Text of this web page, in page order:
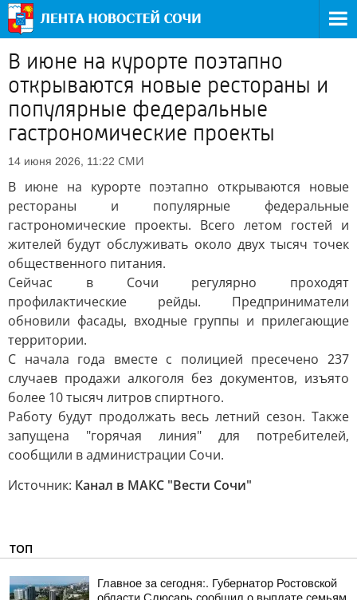
В июне на курорте поэтапно
открываются новые рестораны и
популярные федеральные
гастрономические проекты
14 июня 2026, 11:22 СМИ
В июне на курорте поэтапно открываются новые
рестораны и популярные федеральные
гастрономические проекты. Всего летом гостей и
жителей будут обслуживать около двух тысяч точек
общественного питания.
Сейчас в Сочи регулярно проходят
профилактические рейды. Предприниматели
обновили фасады, входные группы и прилегающие
территории.
С начала года вместе с полицией пресечено 237
случаев продажи алкоголя без документов, изъято
более 10 тысяч литров спиртного.
Работу будут продолжать весь летний сезон. Также
запущена "горячая линия" для потребителей,
сообщили в администрации Сочи.
Источник: Канал в МАКС "Вести Сочи"
ТОП
Главное за сегодня:. Губернатор Ростовской